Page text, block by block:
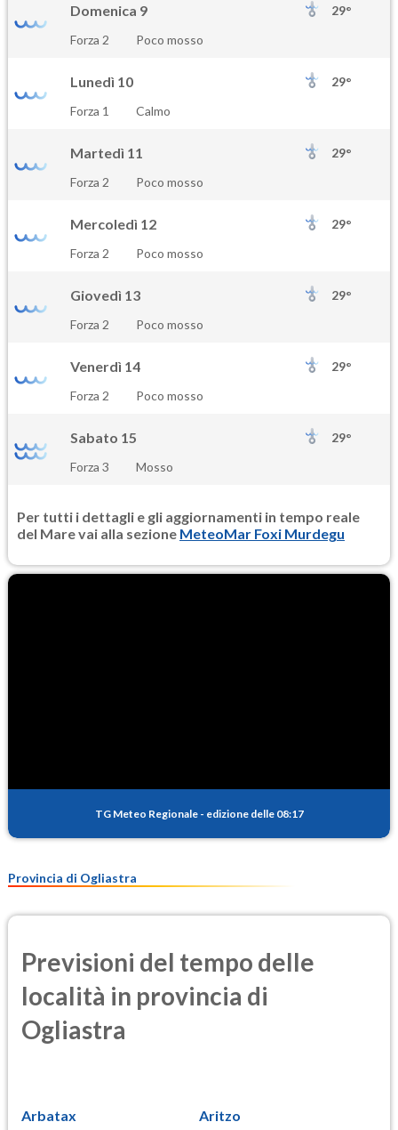
Domenica 9
29°
Forza 2
Poco mosso
Lunedì 10
29°
Forza 1
Calmo
Martedì 11
29°
Forza 2
Poco mosso
Mercoledì 12
29°
Forza 2
Poco mosso
Giovedì 13
29°
Forza 2
Poco mosso
Venerdì 14
29°
Forza 2
Poco mosso
Sabato 15
29°
Forza 3
Mosso
Per tutti i dettagli e gli aggiornamenti in tempo reale
del Mare vai alla sezione MeteoMar Foxi Murdegu
TG Meteo Regionale - edizione delle 08:17
Provincia di Ogliastra
Previsioni del tempo delle
località in provincia di
Ogliastra
Arbatax Aritzo